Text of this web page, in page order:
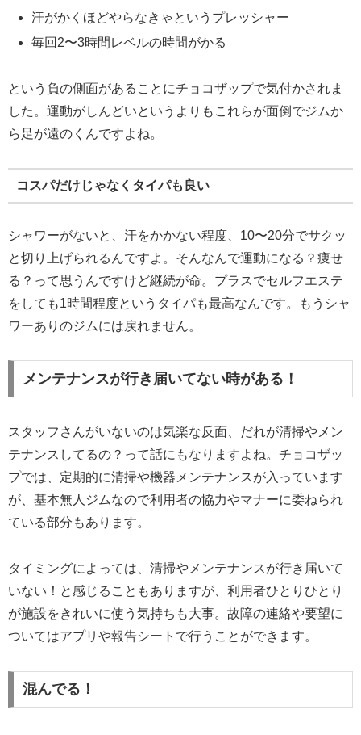
汗がかくほどやらなきゃというプレッシャー
毎回2〜3時間レベルの時間がかる
という負の側面があることにチョコザップで気付かされま
した。運動がしんどいというよりもこれらが面倒でジムか
ら足が遠のくんですよね。
コスパだけじゃなくタイパも良い
シャワーがないと、汗をかかない程度、10〜20分でサクッ
と切り上げられるんですよ。そんなんで運動になる？痩せ
る？って思うんですけど継続が命。プラスでセルフエステ
をしても1時間程度というタイパも最高なんです。もうシャ
ワーありのジムには戻れません。
メンテナンスが行き届いてない時がある！
スタッフさんがいないのは気楽な反面、だれが清掃やメン
テナンスしてるの？って話にもなりますよね。チョコザッ
プでは、定期的に清掃や機器メンテナンスが入っています
が、基本無人ジムなので利用者の協力やマナーに委ねられ
ている部分もあります。
タイミングによっては、清掃やメンテナンスが行き届いて
いない！と感じることもありますが、利用者ひとりひとり
が施設をきれいに使う気持ちも大事。故障の連絡や要望に
ついてはアプリや報告シートで行うことができます。
混んでる！